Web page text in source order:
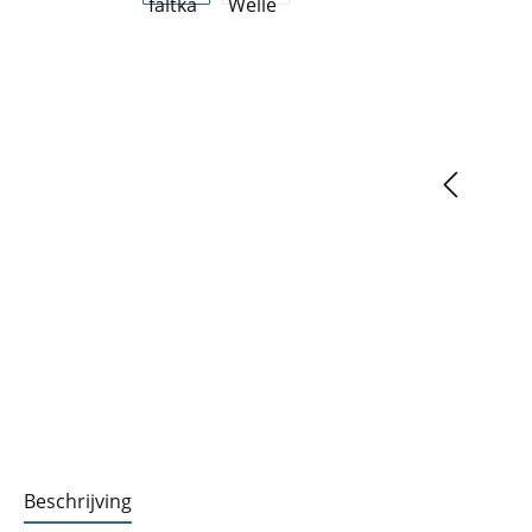
Beschrijving